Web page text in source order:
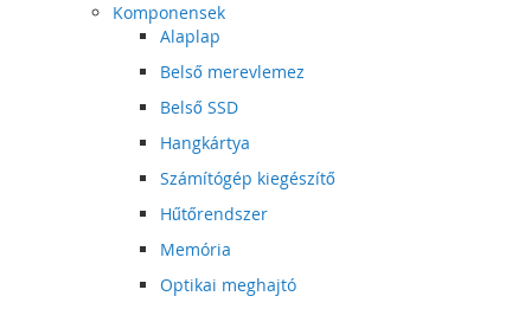
Komponensek
Alaplap
Belső merevlemez
Belső SSD
Hangkártya
Számítógép kiegészítő
Hűtőrendszer
Memória
Optikai meghajtó